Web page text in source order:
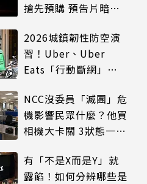
搶先預購 預告片暗示
2026城鎮韌性防空演
習！Uber、Uber
Eats「行動斷網」注
NCC沒委員「滅團」危
機影響民眾什麼？他買
相機大卡關 3狀態一同
有「不是X而是Y」就
露餡！如何分辨哪些是